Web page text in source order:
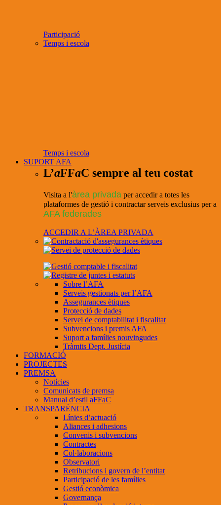
Participació
Temps i escola
Temps i escola
SUPORT AFA
L’aFFaC sempre al teu costat
Visita a l'àrea privada per accedir a totes les
plataformes de gestió i contractar serveis exclusius per a
AFA federades
ACCEDIR A L’ÀREA PRIVADA
Sobre l’AFA
Serveis gestionats per l’AFA
Assegurances ètiques
Protecció de dades
Servei de comptabilitat i fiscalitat
Subvencions i premis AFA
Suport a famílies nouvingudes
Tràmits Dept. Justícia
FORMACIÓ
PROJECTES
PREMSA
Notícies
Comunicats de premsa
Manual d’estil aFFaC
TRANSPARÈNCIA
Línies d’actuació
Aliances i adhesions
Convenis i subvencions
Contractes
Col·laboracions
Observatori
Retribucions i govern de l’entitat
Participació de les famílies
Gestió econòmica
Governança